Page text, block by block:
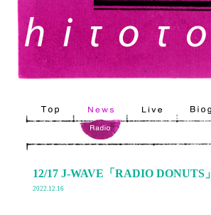
12/17 J-WAVE「RADIO DONUTS」
2022.12.16